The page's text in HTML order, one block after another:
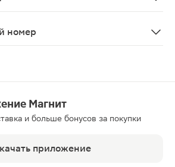
номер
Магнит
и больше бонусов за покупки
приложение